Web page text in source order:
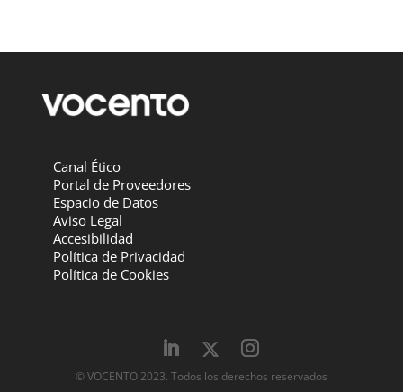
Canal Ético
Portal de Proveedores
Espacio de Datos
Aviso Legal
Accesibilidad
Política de Privacidad
Política de Cookies
© VOCENTO 2023. Todos los derechos reservados